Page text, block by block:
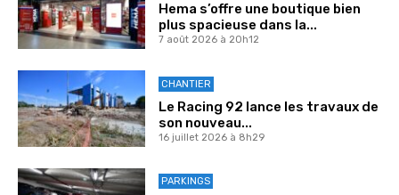
Hema s’offre une boutique bien
plus spacieuse dans la...
7 août 2026 à 20h12
CHANTIER
Le Racing 92 lance les travaux de
son nouveau...
16 juillet 2026 à 8h29
PARKINGS